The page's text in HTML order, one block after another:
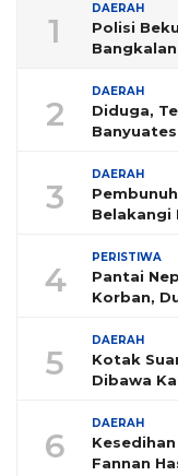
1
DAERAH
Polisi
2
DAERAH
Diduga,
3
DAERAH
Belakangi
4
PERISTIWA
Pantai
Korban,
5
DAERAH
Kotak
Dibawa
6
DAERAH
Fannan